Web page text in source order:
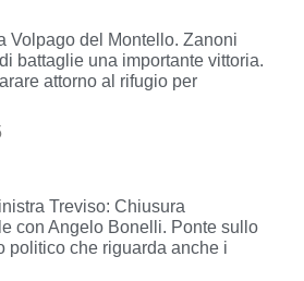
Volpago del Montello. Zanoni
battaglie una importante vittoria.
attorno al rifugio per
Treviso: Chiusura
con Angelo Bonelli. Ponte sullo
politico che riguarda anche i